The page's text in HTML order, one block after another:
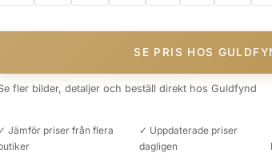
SE PRIS HOS
fler bilder, detaljer och beställ direkt hos Guldfynd
✓ Jämför priser från flera
✓ Uppdaterade priser
dagligen